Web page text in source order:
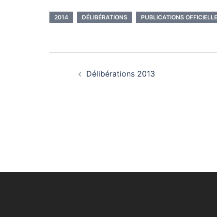
2014 DÉLIBÉRATIONS PUBLICATIONS
Délibérations 2013